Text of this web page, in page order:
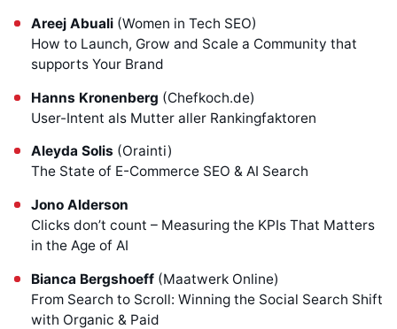
Areej Abuali(Women in Tech SEO)
How to Launch, Grow and Scale a Community that
supports Your Brand
Hanns Kronenberg (Chefkoch.de)
User-Intent als Mutter aller Rankingfaktoren
Aleyda Solis (Orainti)
The State of E-Commerce SEO & AI Search
Jono Alderson
Clicks don’t count – Measuring the KPIs That Matters
in the Age of AI
Bianca Bergshoeff(Maatwerk Online)
From Search to Scroll: Winning the Social Search Shift
with Organic & Paid